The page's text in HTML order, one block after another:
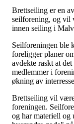
Brettseiling er en
seilforening, og vil
innen seiling i
Seilforeningen ble
foreligger planer
avdekte raskt at
medlemmer i
økning av
Brettseiling vil
foreningen.
og har materiell og